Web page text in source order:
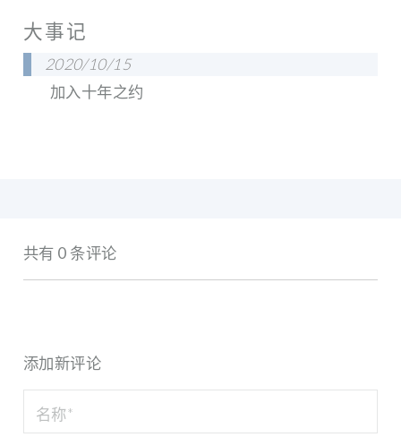
大事记
2020/10/15
加入十年之约
共有 0 条评论
添加新评论